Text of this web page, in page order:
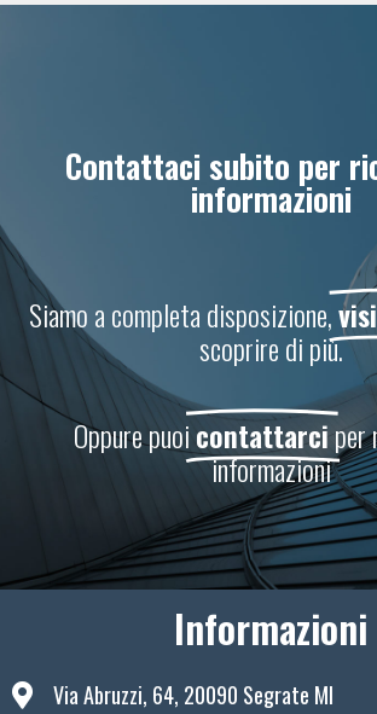
Contattaci subito per
informazioni
Siamo a completa disposizione,
scoprire di più.
Oppure puoicontattarciper
informazioni
Informazioni
Via Abruzzi, 64, 20090 Segrate MI